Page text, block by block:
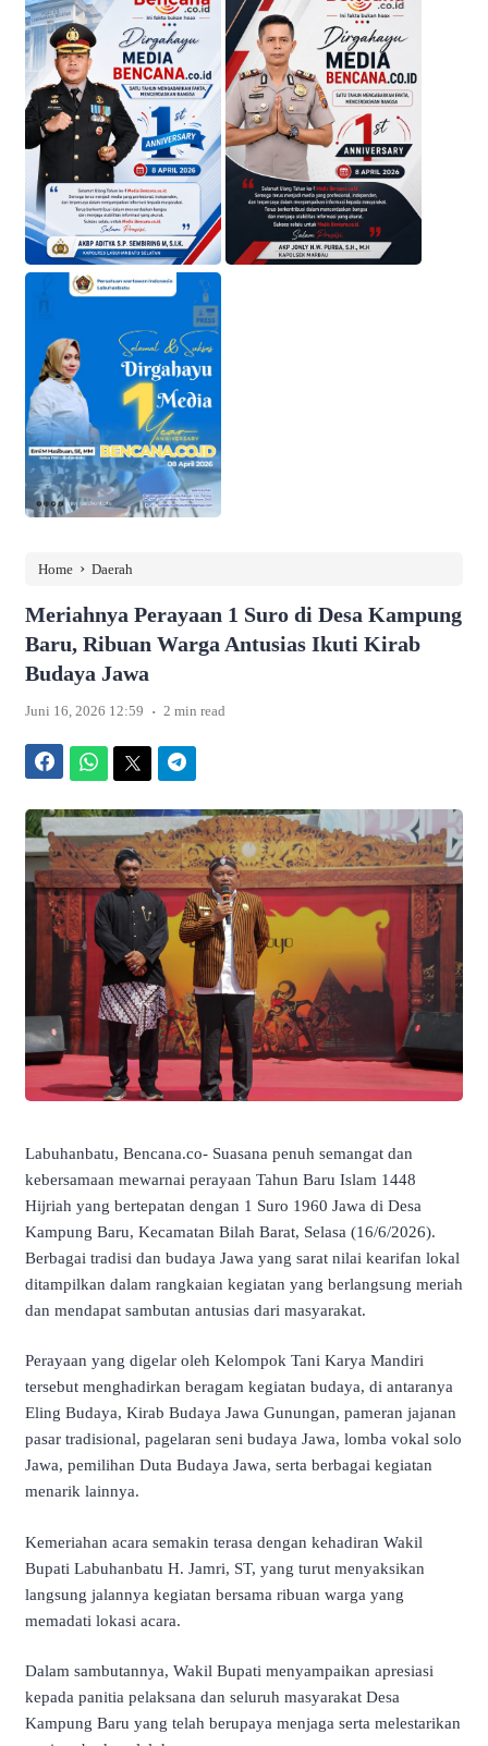
Home › Daerah
Meriahnya Perayaan 1 Suro di Desa Kampung
Baru, Ribuan Warga Antusias Ikuti Kirab
Budaya Jawa
Juni 16, 2026 12:59 . 2 min read
Labuhanbatu, Bencana.co- Suasana penuh semangat dan
kebersamaan mewarnai perayaan Tahun Baru Islam 1448
Hijriah yang bertepatan dengan 1 Suro 1960 Jawa di Desa
Kampung Baru, Kecamatan Bilah Barat, Selasa (16/6/2026).
Berbagai tradisi dan budaya Jawa yang sarat nilai kearifan lokal
ditampilkan dalam rangkaian kegiatan yang berlangsung meriah
dan mendapat sambutan antusias dari masyarakat.
Perayaan yang digelar oleh Kelompok Tani Karya Mandiri
tersebut menghadirkan beragam kegiatan budaya, di antaranya
Eling Budaya, Kirab Budaya Jawa Gunungan, pameran jajanan
pasar tradisional, pagelaran seni budaya Jawa, lomba vokal solo
Jawa, pemilihan Duta Budaya Jawa, serta berbagai kegiatan
menarik lainnya.
Kemeriahan acara semakin terasa dengan kehadiran Wakil
Bupati Labuhanbatu H. Jamri, ST, yang turut menyaksikan
langsung jalannya kegiatan bersama ribuan warga yang
memadati lokasi acara.
Dalam sambutannya, Wakil Bupati menyampaikan apresiasi
kepada panitia pelaksana dan seluruh masyarakat Desa
Kampung Baru yang telah berupaya menjaga serta melestarikan